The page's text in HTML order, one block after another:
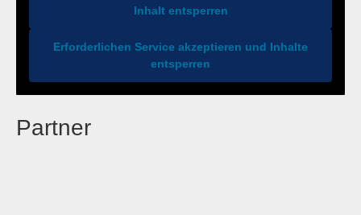
Inhalt entsperren
Erforderlichen Service akzeptieren und Inhalte
entsperren
Partner